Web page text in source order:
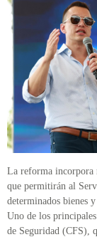
La reforma incorpora
que permitirán al
determinados bienes
Uno de los
de Seguridad (CFS),